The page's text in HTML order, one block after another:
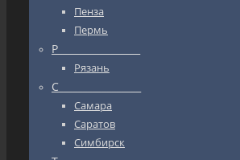
Пенза
Пермь
Р_________________
Рязань
С_________________
Самара
Саратов
Симбирск